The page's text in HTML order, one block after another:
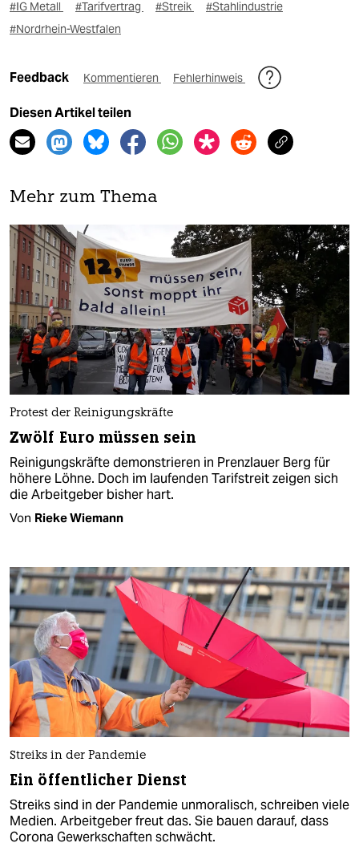
#IG Metall #Tarifvertrag #Streik
#Stahlindustrie
#Nordrhein-Westfalen
Feedback Kommentieren Fehlerhinweis
Diesen Artikel teilen
Mehr zum Thema
Protest der Reinigungskräfte
Zwölf Euro müssen sein
Reinigungskräfte demonstrieren in Prenzlauer Berg für
höhere Löhne. Doch im laufenden Tarifstreit zeigen sich
die Arbeitgeber bisher hart.
Von Rieke Wiemann
Streiks in der Pandemie
Ein öffentlicher Dienst
Streiks sind in der Pandemie unmoralisch, schreiben viele
Medien. Arbeitgeber freut das. Sie bauen darauf, dass
Corona Gewerkschaften schwächt.